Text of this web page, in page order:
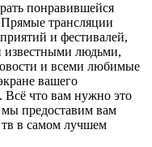
понравившейся
Прямые трансляции
и фестивалей,
известными людьми,
и всеми любимые
вашего
Всё что вам нужно это
предоставим вам
в самом лучшем